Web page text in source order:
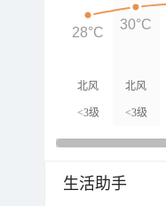
北风
<3级
北风
<3级
28°C
30°C
生活助手